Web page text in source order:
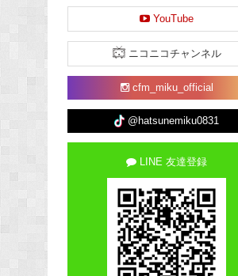
YouTube
ニコニコチャンネル
cfm_miku_official
@hatsunemiku0831
LINE 友達登録